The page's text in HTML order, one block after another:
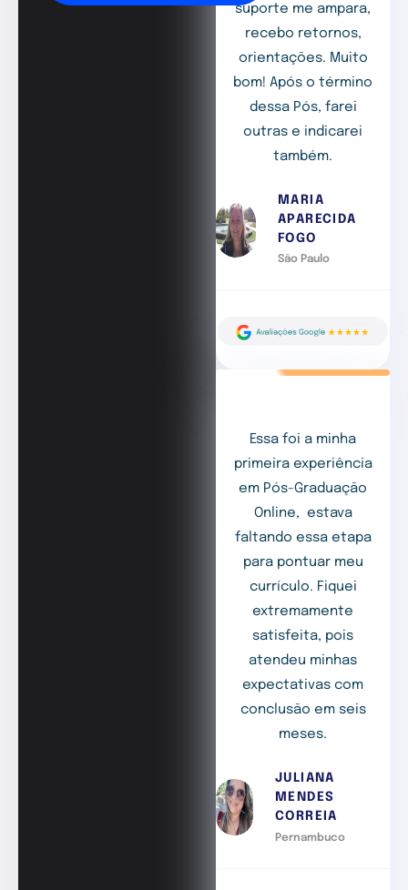
suporte me ampara,
recebo retornos,
orientações. Muito
bom! Após o término
dessa Pós, farei
outras e indicarei
também.
MARIA
APARECIDA
FOGO
São Paulo
Essa foi a minha
primeira experiência
em Pós-Graduação
Online, estava
faltando essa etapa
para pontuar meu
currículo. Fiquei
extremamente
satisfeita, pois
atendeu minhas
expectativas com
conclusão em seis
meses.
JULIANA
MENDES
CORREIA
Pernambuco